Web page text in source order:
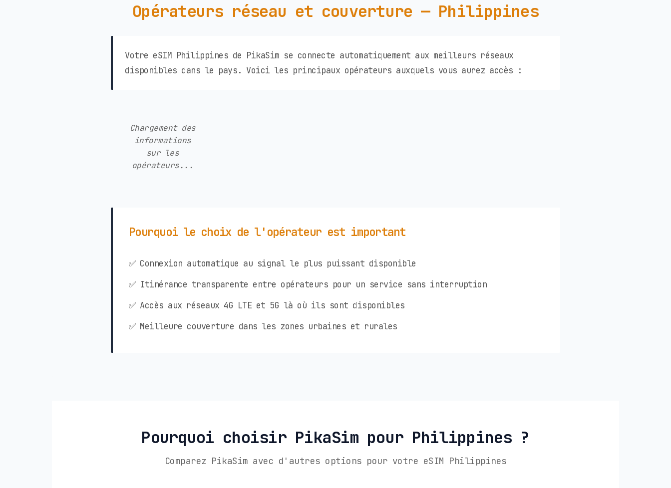
Opérateurs réseau et couverture — Philippines
Votre eSIM Philippines de PikaSim se connecte automatiquement aux meilleurs réseaux
disponibles dans le pays. Voici les principaux opérateurs auxquels vous aurez accès :
Chargement des
informations
sur les
opérateurs...
Pourquoi le choix de l'opérateur est important
✅ Connexion automatique au signal le plus puissant disponible
✅ Itinérance transparente entre opérateurs pour un service sans interruption
✅ Accès aux réseaux 4G LTE et 5G là où ils sont disponibles
✅ Meilleure couverture dans les zones urbaines et rurales
Pourquoi choisir PikaSim pour Philippines ?
Comparez PikaSim avec d'autres options pour votre eSIM Philippines